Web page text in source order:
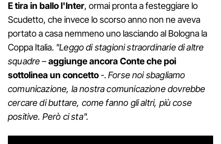
E tira in ballo l'Inter, ormai pronta a festeggiare lo
Scudetto, che invece lo scorso anno non ne aveva
portato a casa nemmeno uno lasciando al Bologna la
Coppa Italia. "Leggo di stagioni straordinarie di altre
squadre–aggiunge ancora Conte che poi
sottolinea un concetto-.Forse noi sbagliamo
comunicazione, la nostra comunicazione dovrebbe
cercare di buttare, come fanno gli altri, più cose
positive. Però ci sta".